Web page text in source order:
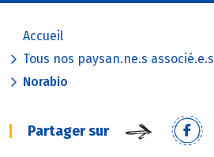
Accueil
Tous nos paysan.ne.s associé.e.s
Norabio
Partager sur